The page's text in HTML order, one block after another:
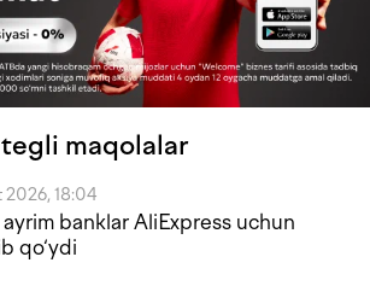
maqolalar
2026, 18:04
banklar AliExpress uchun
qo‘ydi